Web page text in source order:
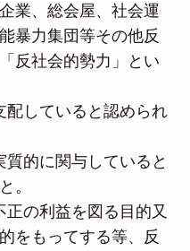
業、総会屋、社会運
暴力集団等その他反
反社会的勢力」とい
配していると認められ
的に関与していると
。
の利益を図る目的又
をもってする等、反